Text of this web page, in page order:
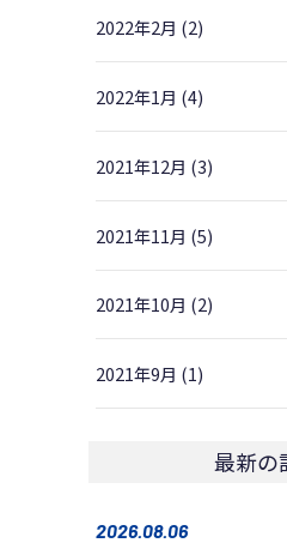
2022年2月 (2)
2022年1月 (4)
2021年12月 (3)
2021年11月 (5)
2021年10月 (2)
2021年9月 (1)
最新の
2026.08.06